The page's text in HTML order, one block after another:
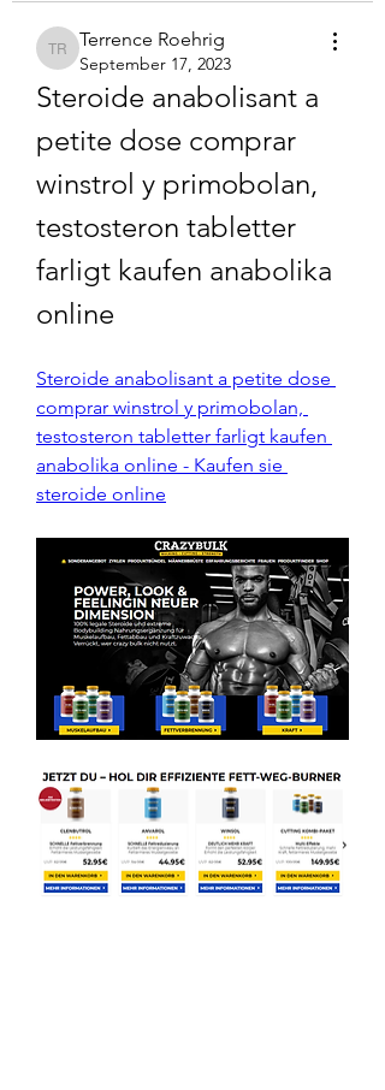
Terrence Roehrig
Terrence Roehrig
September 17, 2023
Steroide anabolisant a
petite dose comprar
winstrol y primobolan,
testosteron tabletter
farligt kaufen anabolika
online
Steroide anabolisant a petite dose
comprar winstrol y primobolan,
testosteron tabletter farligt kaufen
anabolika online - Kaufen sie
steroide online